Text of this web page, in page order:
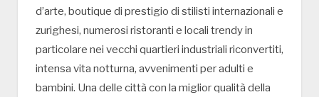
d’arte, boutique di prestigio di stilisti internazionali e
zurighesi, numerosi ristoranti e locali trendy in
particolare nei vecchi quartieri industriali riconvertiti,
intensa vita notturna, avvenimenti per adulti e
bambini. Una delle città con la miglior qualità della